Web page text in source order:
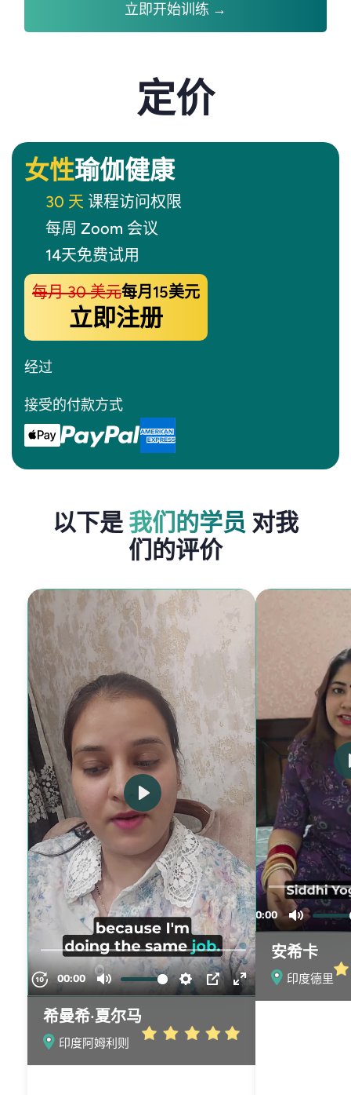
立即开始训练 →
定价
女性瑜伽健康
30 天 课程访问权限
每周 Zoom 会议
14天免费试用
每月 30 美元每月15美元
立即注册
经过
接受的付款方式
以下是我们的学员 对我
们的评价
希曼希·夏尔马
印度阿姆利则
安希卡
印度德里